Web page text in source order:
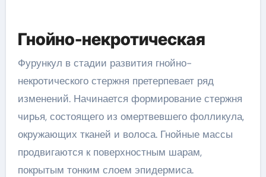
Гнойно-некротическая
Фурункул в стадии развития гнойно-
некротического стержня претерпевает ряд
изменений. Начинается формирование стержня
чирья, состоящего из омертвевшего фолликула,
окружающих тканей и волоса. Гнойные массы
продвигаются к поверхностным шарам,
покрытым тонким слоем эпидермиса.